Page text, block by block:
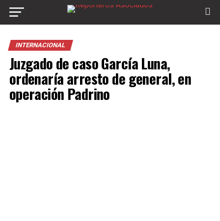
INTERNACIONAL
Juzgado de caso García Luna,
ordenaría arresto de general, en
operación Padrino